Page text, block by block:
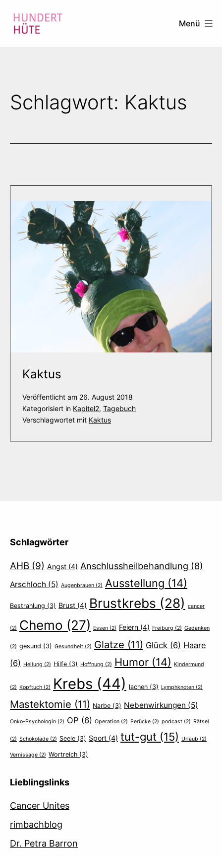
Inhalt
Menü
Schlagwort: Kaktus
Kaktus
Veröffentlicht am 26. August 2018
Kategorisiert in Kapitel2, Tagebuch
Verschlagwortet mit Kaktus
Schlagwörter
AHB (9) Angst (4) Anschlussheilbehandlung (8)
Arschloch (5) Augenbrauen (2) Ausstellung (14)
Bestrahlung (3) Brust (4) Brustkrebs (28) cancer
(2) Chemo (27) Essen (2) Feiern (4) Freiburg (2) Gedanken
(2) gesund (3) Gesundheit (2) Glatze (11) Glück (6) Haare
(6) Heilung (2) Hilfe (3) Hoffnung (2) Humor (14) Kindermund
(2) Kopftuch (2) Krebs (44) lachen (3) Lymphknoten (2)
Mastektomie (11) Narbe (3) Nebenwirkungen (5)
Onko-Psychologin (2) OP (6) Operation (2) Perücke (2) podcast (2) Rätsel
(2) Schokolade (2) Seele (3) Sport (4) tut-gut (15) Urlaub (2)
Vernissage (2) Wortreich (3)
Lieblingslinks
Cancer Unites
rimbachblog
Dr. Petra Barron